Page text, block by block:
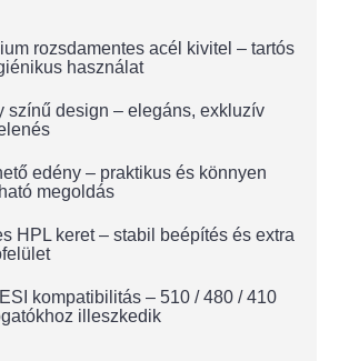
rozsdamentes acél kivitel – tartós
használat
színű design – elegáns, exkluzív
edény – praktikus és könnyen
megoldás
HPL keret – stabil beépítés és extra
kompatibilitás – 510 / 480 / 410
illeszkedik